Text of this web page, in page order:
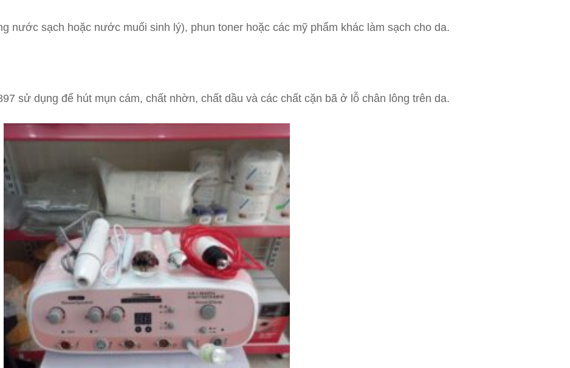
nước sạch hoặc nước muối sinh lý), phun toner hoặc các mỹ phẩm khác làm sạch cho da.
sử dụng để hút mụn cám, chất nhờn, chất dầu và các chất cặn bã ở lỗ chân lông trên da.